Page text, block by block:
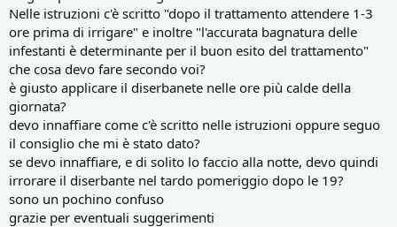
Nelle istruzioni c'è scritto "dopo il trattamento attendere 1-3
ore prima di irrigare" e inoltre "l'accurata bagnatura delle
infestanti è determinante per il buon esito del trattamento"
che cosa devo fare secondo voi?
è giusto applicare il diserbanete nelle ore più calde della
giornata?
devo innaffiare come c'è scritto nelle istruzioni oppure seguo
il consiglio che mi è stato dato?
se devo innaffiare, e di solito lo faccio alla notte, devo quindi
irrorare il diserbante nel tardo pomeriggio dopo le 19?
sono un pochino confuso
grazie per eventuali suggerimenti